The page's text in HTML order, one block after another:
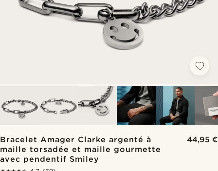
Bracelet Amager Clarke argenté à
maille torsadée et maille gourmette
avec pendentif Smiley
44,95 €